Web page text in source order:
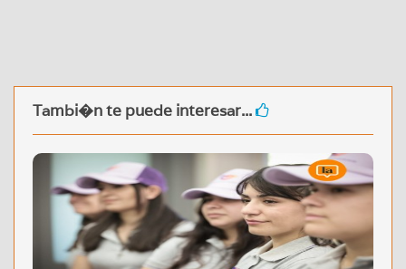
Tambi�n te puede interesar...